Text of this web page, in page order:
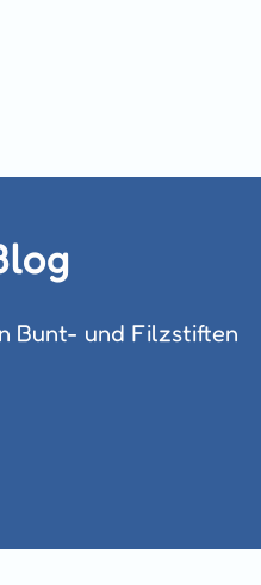
Bunt- und Filzstiften